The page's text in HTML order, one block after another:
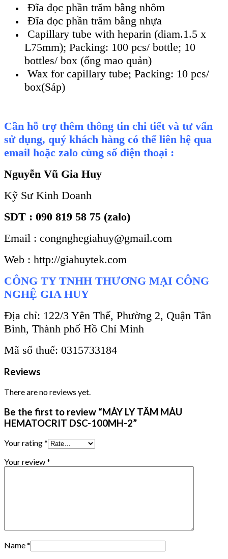
Đĩa đọc phần trăm bằng nhôm
Đĩa đọc phần trăm bằng nhựa
Capillary tube with heparin (diam.1.5 x
L75mm); Packing: 100 pcs/ bottle; 10
bottles/ box (ống mao quản)
Wax for capillary tube; Packing: 10 pcs/
box(Sáp)
Cần hỗ trợ thêm thông tin chi tiết và tư vấn
sử dụng, quý khách hàng có thể liên hệ qua
email hoặc zalo cùng số điện thoại :
Nguyễn Vũ Gia Huy
Kỹ Sư Kinh Doanh
SDT : 090 819 58 75 (zalo)
Email : congnghegiahuy@gmail.com
Web : http://giahuytek.com
CÔNG TY TNHH THƯƠNG MẠI CÔNG
NGHỆ GIA HUY
Địa chỉ: 122/3 Yên Thế, Phường 2, Quận Tân
Bình, Thành phố Hồ Chí Minh
Mã số thuế: 0315733184
Reviews
There are no reviews yet.
Be the first to review “MÁY LY TÂM MÁU
HEMATOCRIT DSC-100MH-2”
Your rating*
Your review*
Name*